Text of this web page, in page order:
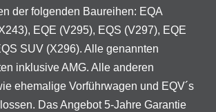
der folgenden Baureihen: EQA
EQE (V295), EQS (V297), EQE
SUV (X296). Alle genannten
inklusive AMG. Alle anderen
ehemalige Vorführwagen und EQV´s
Das Angebot 5-Jahre Garantie